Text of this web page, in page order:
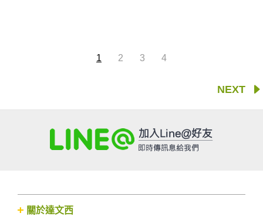
1 2 3 4
NEXT
關於達文西